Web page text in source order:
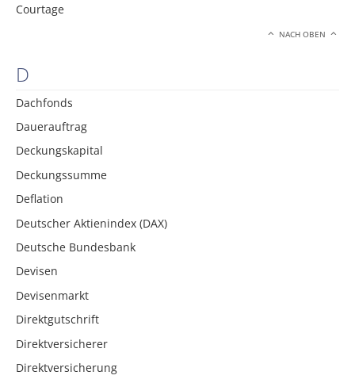
Courtage
NACH OBEN
D
Dachfonds
Dauerauftrag
Deckungskapital
Deckungssumme
Deflation
Deutscher Aktienindex (DAX)
Deutsche Bundesbank
Devisen
Devisenmarkt
Direktgutschrift
Direktversicherer
Direktversicherung